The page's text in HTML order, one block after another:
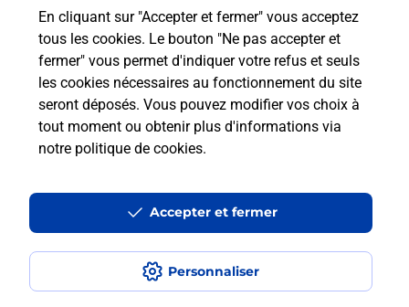
En cliquant sur "Accepter et fermer" vous acceptez
tous les cookies. Le bouton "Ne pas accepter et
fermer" vous permet d'indiquer votre refus et seuls
les cookies nécessaires au fonctionnement du site
seront déposés. Vous pouvez modifier vos choix à
tout moment ou obtenir plus d'informations via
notre politique de cookies.
Personnaliser
Accepter et fermer
Localiser Liste Liste - téléassistance
Ain - téléassistance
Montrevel En Bresse - téléassistance
Accessibilité : partiellement conforme
Conditions contractuelles
Mentions légales